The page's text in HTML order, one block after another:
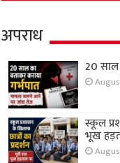
अपराध
20 साल
स्कूल
भूख